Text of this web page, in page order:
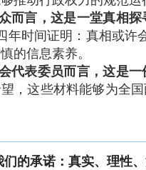
而言，这是一堂真相探
年时间证明：真相或许
的信息素养。
代表委员而言，这是一
，这些材料能够为全
们的承诺：真实、理性